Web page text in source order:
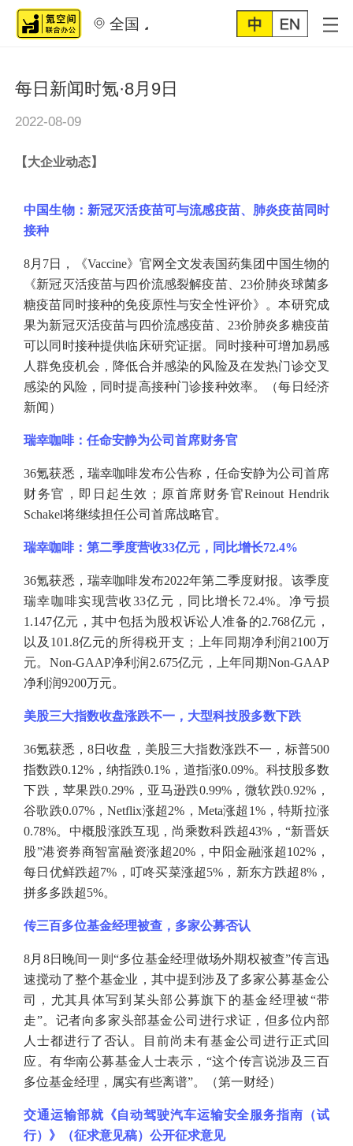
全国
每日新闻时氪·8月9日
2022-08-09
【大企业动态】
中国生物：新冠灭活疫苗可与流感疫苗、肺炎疫苗同时
接种
8月7日，《Vaccine》官网全文发表国药集团中国生物的
《新冠灭活疫苗与四价流感裂解疫苗、23价肺炎球菌多
糖疫苗同时接种的免疫原性与安全性评价》。本研究成
果为新冠灭活疫苗与四价流感疫苗、23价肺炎多糖疫苗
可以同时接种提供临床研究证据。同时接种可增加易感
人群免疫机会，降低合并感染的风险及在发热门诊交叉
感染的风险，同时提高接种门诊接种效率。（每日经济
新闻）
瑞幸咖啡：任命安静为公司首席财务官
36氪获悉，瑞幸咖啡发布公告称，任命安静为公司首席
财务官，即日起生效；原首席财务官Reinout Hendrik
Schakel将继续担任公司首席战略官。
瑞幸咖啡：第二季度营收33亿元，同比增长72.4%
36氪获悉，瑞幸咖啡发布2022年第二季度财报。该季度
瑞幸咖啡实现营收33亿元，同比增长72.4%。净亏损
1.147亿元，其中包括为股权诉讼人准备的2.768亿元，
以及101.8亿元的所得税开支；上年同期净利润2100万
元。Non-GAAP净利润2.675亿元，上年同期Non-GAAP
净利润9200万元。
美股三大指数收盘涨跌不一，大型科技股多数下跌
36氪获悉，8日收盘，美股三大指数涨跌不一，标普500
指数跌0.12%，纳指跌0.1%，道指涨0.09%。科技股多数
下跌，苹果跌0.29%，亚马逊跌0.99%，微软跌0.92%，
谷歌跌0.07%，Netflix涨超2%，Meta涨超1%，特斯拉涨
0.78%。中概股涨跌互现，尚乘数科跌超43%，“新晋妖
股”港资券商智富融资涨超20%，中阳金融涨超102%，
每日优鲜跌超7%，叮咚买菜涨超5%，新东方跌超8%，
拼多多跌超5%。
传三百多位基金经理被查，多家公募否认
8月8日晚间一则“多位基金经理做场外期权被查”传言迅
速搅动了整个基金业，其中提到涉及了多家公募基金公
司，尤其具体写到某头部公募旗下的基金经理被“带
走”。记者向多家头部基金公司进行求证，但多位内部
人士都进行了否认。目前尚未有基金公司进行正式回
应。有华南公募基金人士表示，“这个传言说涉及三百
多位基金经理，属实有些离谱”。（第一财经）
交通运输部就《自动驾驶汽车运输安全服务指南（试
行）》（征求意见稿）公开征求意见